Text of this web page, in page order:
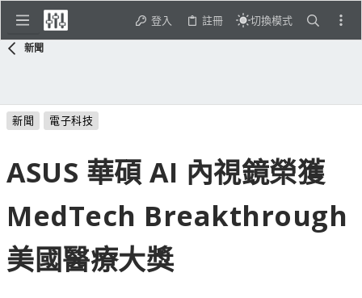
登入 註冊 切換模式
新聞
新聞 電子科技
ASUS 華碩 AI 內視鏡榮獲
MedTech Breakthrough
美國醫療大獎